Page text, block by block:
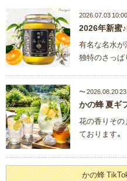
2026.07.03
2026年新蜜
有名な名水が
独特のさっぱ
〜 2026.08.20
かの蜂 夏ギ
花の香りその
ております。
かの蜂